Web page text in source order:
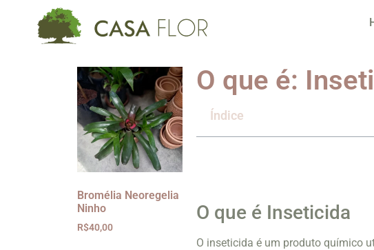
Bromélia Neoregelia
Ninho
R$40,00
O que é:
Índice
O que é Inseticida
O inseticida é um produto químico